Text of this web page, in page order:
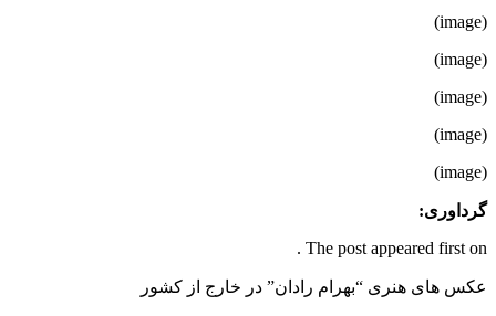
(image)
(image)
(image)
(image)
(image)
گرداوری:
The post appeared first on .
عکس های هنری “بهرام رادان” در خارج از کشور